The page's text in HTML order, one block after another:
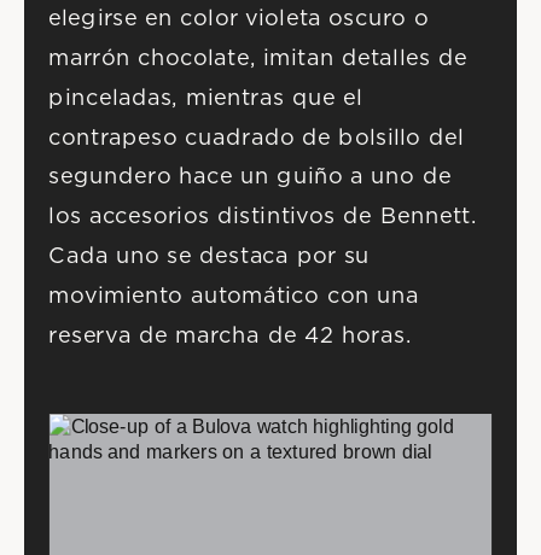
elegirse en color violeta oscuro o
marrón chocolate, imitan detalles de
pinceladas, mientras que el
contrapeso cuadrado de bolsillo del
segundero hace un guiño a uno de
los accesorios distintivos de Bennett.
Cada uno se destaca por su
movimiento automático con una
reserva de marcha de 42 horas.